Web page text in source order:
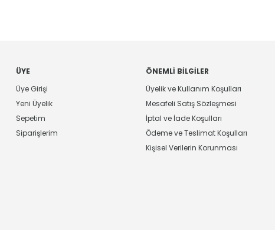
ÜYE
Üye Girişi
Yeni Üyelik
Sepetim
Siparişlerim
ÖNEMLI BILGILER
Üyelik ve Kullanım Koşulları
Mesafeli Satış Sözleşmesi
İptal ve İade Koşulları
Ödeme ve Teslimat Koşulları
Kişisel Verilerin Korunması